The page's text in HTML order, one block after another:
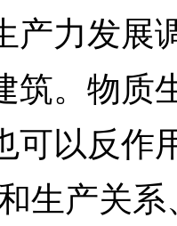
产力发展
筑。物质
可以反作
生产关